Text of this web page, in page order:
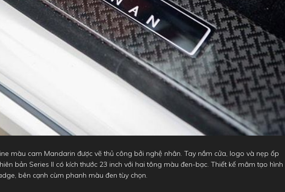
màu cam Mandarin được vẽ thủ công bởi nghệ nhân. Tay nắm cửa, logo và nẹp ốp
bản Series II có kích thước 23 inch với hai tông màu đen-bạc. Thiết kế mâm tạo hình
bên cạnh cùm phanh màu đen tùy chọn.